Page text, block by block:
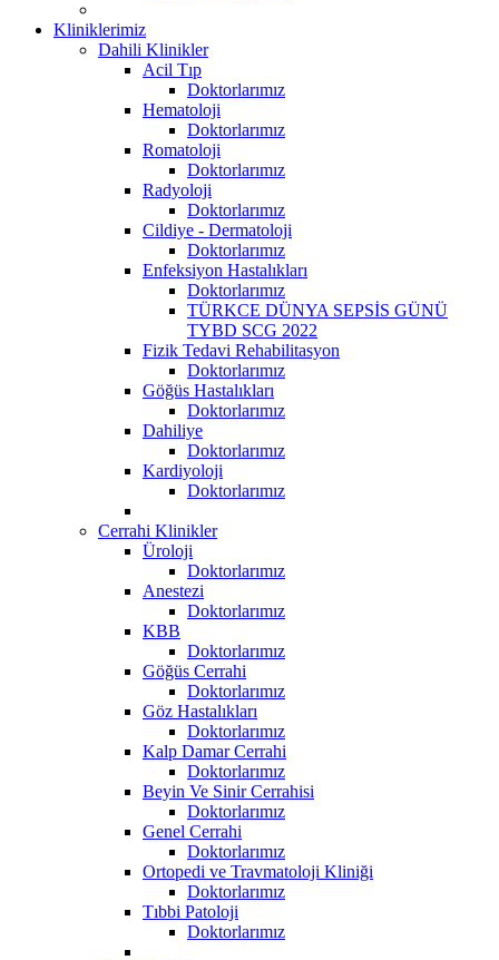
Kliniklerimiz
Dahili Klinikler
Acil Tıp
Doktorlarımız
Hematoloji
Doktorlarımız
Romatoloji
Doktorlarımız
Radyoloji
Doktorlarımız
Cildiye - Dermatoloji
Doktorlarımız
Enfeksiyon Hastalıkları
Doktorlarımız
TÜRKCE DÜNYA SEPSİS GÜNÜ
TYBD SCG 2022
Fizik Tedavi Rehabilitasyon
Doktorlarımız
Göğüs Hastalıkları
Doktorlarımız
Dahiliye
Doktorlarımız
Kardiyoloji
Doktorlarımız
Cerrahi Klinikler
Üroloji
Doktorlarımız
Anestezi
Doktorlarımız
KBB
Doktorlarımız
Göğüs Cerrahi
Doktorlarımız
Göz Hastalıkları
Doktorlarımız
Kalp Damar Cerrahi
Doktorlarımız
Beyin Ve Sinir Cerrahisi
Doktorlarımız
Genel Cerrahi
Doktorlarımız
Ortopedi ve Travmatoloji Kliniği
Doktorlarımız
Tıbbi Patoloji
Doktorlarımız